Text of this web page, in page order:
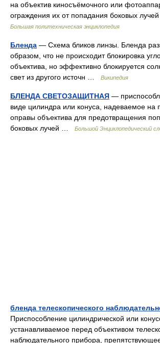
на объектив киносъёмочного или
ограждения их от попадания боковых
Большая политехническая энциклопедия
Бленда — Схема бликов линзы. Бленда
образом, что не происходит блокировка
объектива, но эффективно блокируется
свет из другого источн …
Википедия
БЛЕНДА СВЕТОЗАЩИТНАЯ —
виде цилиндра или конуса, надеваемое на
оправы объектива для предотвращения
боковых лучей …
Большой Энциклопедический
бленда телескопического
Приспособление цилиндрической или
устанавливаемое перед объективом
наблюдательного прибора,